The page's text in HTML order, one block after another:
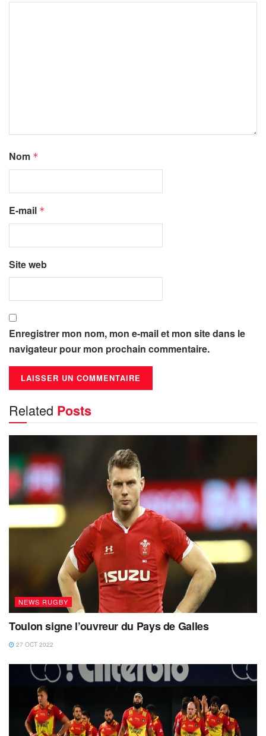
Nom *
E-mail *
Site web
Enregistrer mon nom, mon e-mail et mon site dans le
navigateur pour mon prochain commentaire.
Related Posts
NEWS RUGBY
Toulon signe l’ouvreur du Pays de Galles
27 OCT 2022